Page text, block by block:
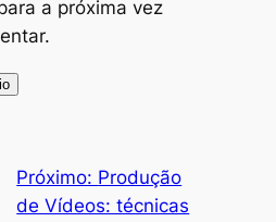
a próxima vez
Próximo: Produção
de Vídeos: técnicas